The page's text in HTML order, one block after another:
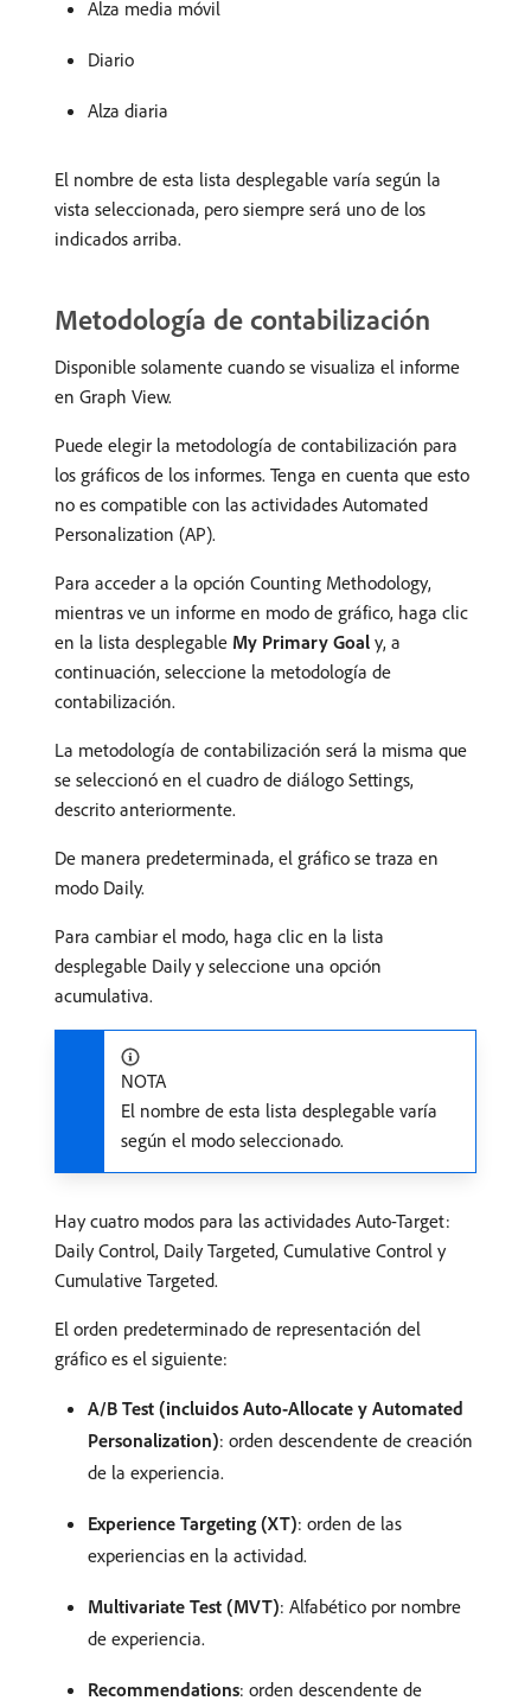
Alza media móvil
Diario
Alza diaria
El nombre de esta lista desplegable varía según la
vista seleccionada, pero siempre será uno de los
indicados arriba.
Metodología de contabilización
Disponible solamente cuando se visualiza el informe
en Graph View.
Puede elegir la metodología de contabilización para
los gráficos de los informes. Tenga en cuenta que esto
no es compatible con las actividades Automated
Personalization (AP).
Para acceder a la opción Counting Methodology,
mientras ve un informe en modo de gráfico, haga clic
en la lista desplegable My Primary Goal y, a
continuación, seleccione la metodología de
contabilización.
La metodología de contabilización será la misma que
se seleccionó en el cuadro de diálogo Settings,
descrito anteriormente.
De manera predeterminada, el gráfico se traza en
modo Daily.
Para cambiar el modo, haga clic en la lista
desplegable Daily y seleccione una opción
acumulativa.
NOTA
El nombre de esta lista desplegable varía
según el modo seleccionado.
Hay cuatro modos para las actividades Auto-Target:
Daily Control, Daily Targeted, Cumulative Control y
Cumulative Targeted.
El orden predeterminado de representación del
gráfico es el siguiente:
A/B Test (incluidos Auto-Allocate y Automated
Personalization): orden descendente de creación
de la experiencia.
Experience Targeting (XT): orden de las
experiencias en la actividad.
Multivariate Test (MVT): Alfabético por nombre
de experiencia.
Recommendations: orden descendente de